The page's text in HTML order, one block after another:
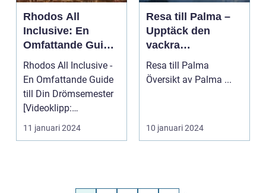
Rhodos All
Inclusive: En
Omfattande Guide
till Din
Drömsemester
Rhodos All Inclusive -
En Omfattande Guide
till Din Drömsemester
[Videoklipp:
SYMBOLEN FÖR EN
DRÖMS...
11 januari 2024
Resa till Palma –
Upptäck den
vackra
huvudstaden på
Mallorca
Resa till Palma
Översikt av Palma ...
10 januari 2024